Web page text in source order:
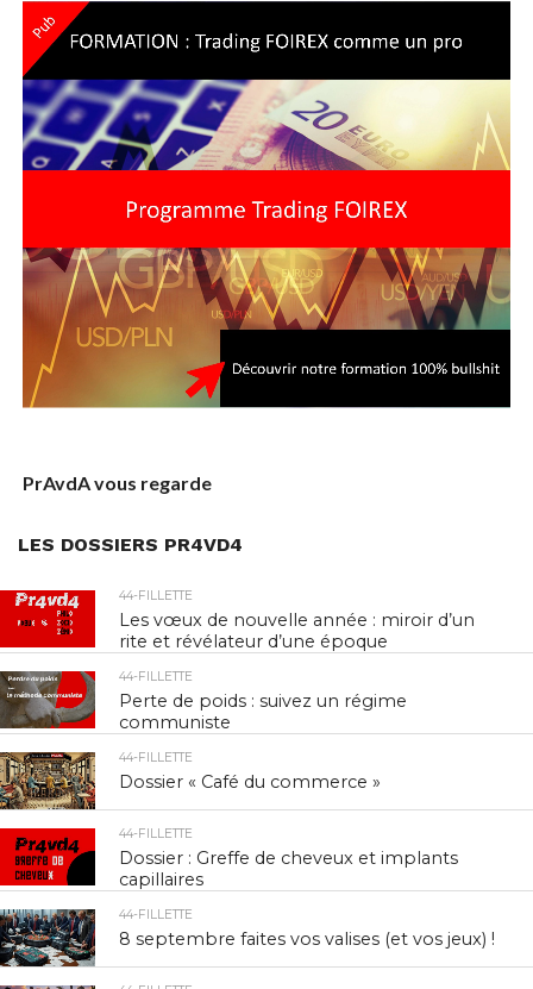
PrAvdA vous regarde
LES DOSSIERS PR4VD4
44-FILLETTE
Les vœux de nouvelle année : miroir d’un
rite et révélateur d’une époque
44-FILLETTE
Perte de poids : suivez un régime
communiste
44-FILLETTE
Dossier « Café du commerce »
44-FILLETTE
Dossier : Greffe de cheveux et implants
capillaires
44-FILLETTE
8 septembre faites vos valises (et vos jeux) !